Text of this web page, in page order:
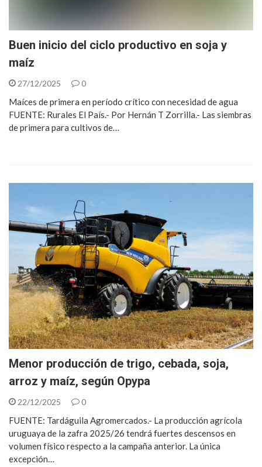
Buen inicio del ciclo productivo en soja y
maíz
27/12/2025 0
Maíces de primera en período crítico con necesidad de agua
FUENTE: Rurales El País.- Por Hernán T Zorrilla.- Las siembras
de primera para cultivos de…
Menor producción de trigo, cebada, soja,
arroz y maíz, según Opypa
22/12/2025 0
FUENTE: Tardáguila Agromercados.- La producción agrícola
uruguaya de la zafra 2025/26 tendrá fuertes descensos en
volumen físico respecto a la campaña anterior. La única
excepción…